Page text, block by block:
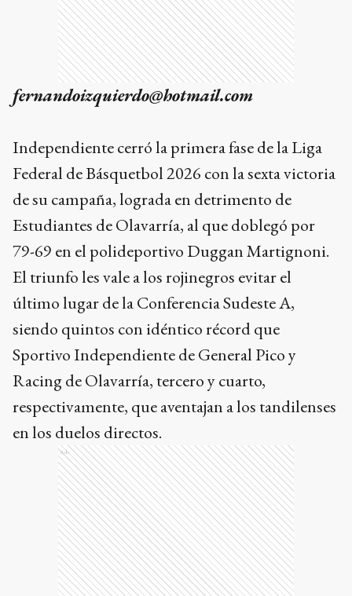
fernandoizquierdo@hotmail.com
Independiente cerró la primera fase de la Liga
Federal de Básquetbol 2026 con la sexta victoria
de su campaña, lograda en detrimento de
Estudiantes de Olavarría, al que doblegó por
79-69 en el polideportivo Duggan Martignoni.
El triunfo les vale a los rojinegros evitar el
último lugar de la Conferencia Sudeste A,
siendo quintos con idéntico récord que
Sportivo Independiente de General Pico y
Racing de Olavarría, tercero y cuarto,
respectivamente, que aventajan a los tandilenses
en los duelos directos.
Ads